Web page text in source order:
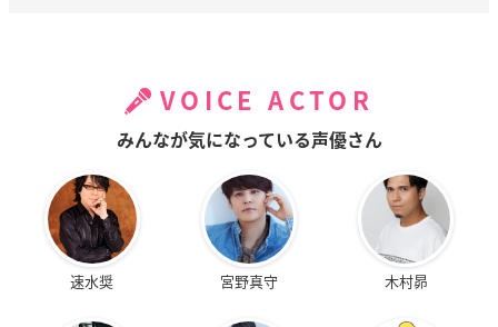
VOICE ACTOR
みんなが気になっている声優さん
速水奨 宮野真守 木村昴